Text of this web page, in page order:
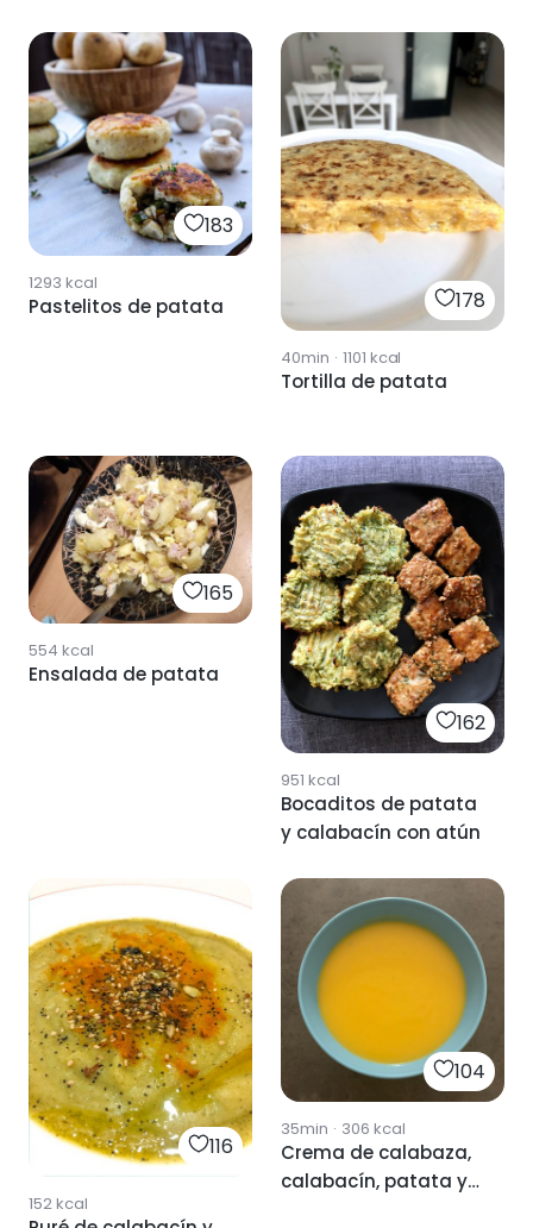
183
1293 kcal
Pastelitos de patata 178
40min · 1101 kcal
Tortilla de patata
165
554 kcal
Ensalada de patata
162
951 kcal
Bocaditos de patata
y calabacín con atún
116
152kcal
104
35min · 306 kcal
Crema de calabaza,
calabacín, patata y